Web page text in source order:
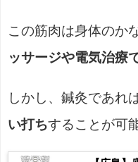
この筋肉は身体のか
ッサージや電気治療
しかし、鍼灸であれ
い打ちすることが可